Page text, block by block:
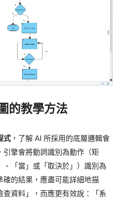
的教學方法
式 ，了解 AI 所採用的底層邏輯會
擎會將動詞識別為動作（矩
「當」或「取決於」）識別為
的結果，應盡可能詳細地描
資料」，而應更有效說：「系